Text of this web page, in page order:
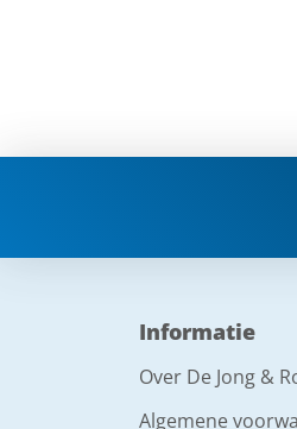
Informatie
Over De Jong &
Algemene